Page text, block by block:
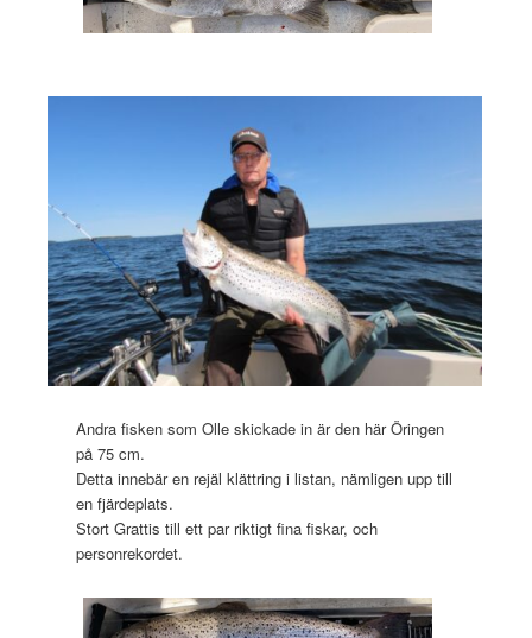
Andra fisken som Olle skickade in är den här Öringen
på 75 cm.
Detta innebär en rejäl klättring i listan, nämligen upp till
en fjärdeplats.
Stort Grattis till ett par riktigt fina fiskar, och
personrekordet.